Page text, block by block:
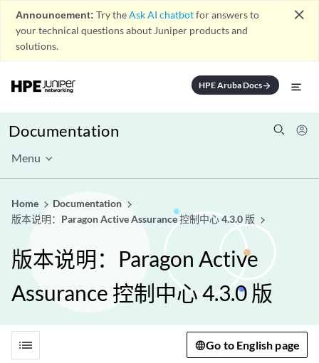
Announcement: Try theAsk AI chatbotfor answers to
your technical questions about Juniper products and
solutions.
close
HPE Aruba Docsarrow_forward
Documentation
Menu
Home
Documentation
版本说明：Paragon Active Assurance 控制中心 4.3.0 版
版本说明：Paragon Active
Assurance 控制中心 4.3.0 版
list Go to English page